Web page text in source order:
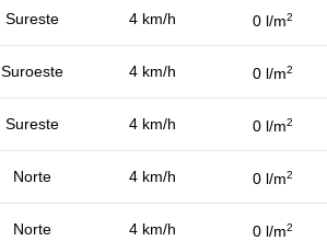
Sureste 4 km/h 0 l/m2
Suroeste 4 km/h 0 l/m2
Sureste 4 km/h 0 l/m2
Norte 4 km/h 0 l/m2
Norte 4 km/h 0 l/m2